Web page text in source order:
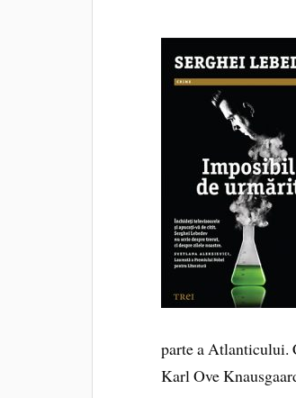
parte a Atlanticului.
Karl Ove